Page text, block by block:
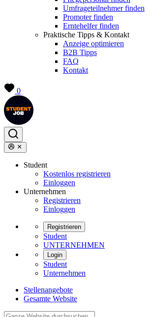
Umfrageteilnehmer finden
Promoter finden
Erntehelfer finden
Praktische Tipps & Kontakt
Anzeige optimieren
B2B Tipps
FAQ
Kontakt
0
Student
Kostenlos registrieren
Einloggen
Unternehmen
Registrieren
Einloggen
Registrieren
Student
UNTERNEHMEN
Login
Student
Unternehmen
Stellenangebote
Gesamte Website